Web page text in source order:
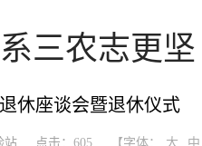
三农志更坚
休座谈会暨退休仪式
站 点击： 605 【字体： 大 中